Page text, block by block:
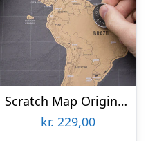
Scratch Map Original Deluxe
kr. 229,00